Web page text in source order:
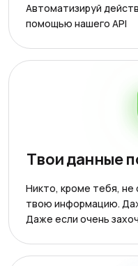
Автоматизируй
помощью нашего API
Твои данные
Никто, кроме тебя,
твою информацию.
Даже если очень